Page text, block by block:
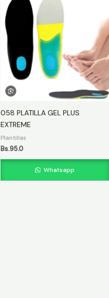
058 PLATILLA GEL PLUS
EXTREME
Plantillas
Bs.95.0
Whatsapp